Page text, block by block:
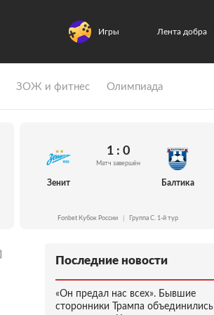
Игры Лента добра
ЗОЖ и фитнес Олимпиада
Зенит
1 : 0
Матч завершён
Балтика
Fonbet Кубок России Группа C. 1-й тур
Последние новости
«Он предал нас всех». Бывшие
сторонники Трампа объединились